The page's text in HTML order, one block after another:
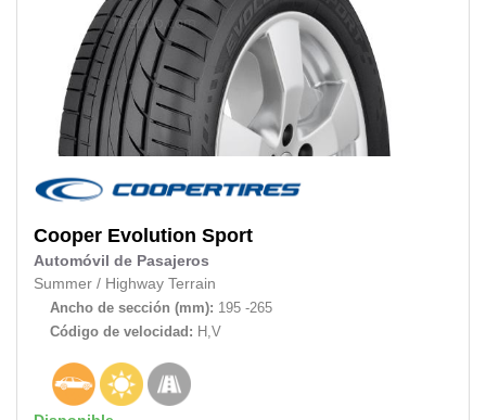
Cooper Evolution Sport
Automóvil de Pasajeros
Summer / Highway Terrain
Ancho de sección (mm): 195 -265
Código de velocidad: H,V